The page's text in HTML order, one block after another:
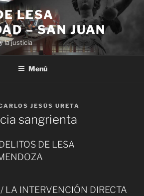
LESA
– SAN JUAN
la justicia
Menú
JESÚS URETA
sangrienta
DE LESA
LA INTERVENCIÓN DIRECTA